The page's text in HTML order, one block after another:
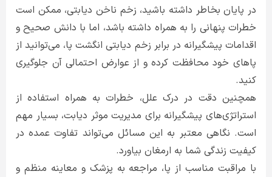
در پایان بخاطر داشته باشید، زخم ناخن دیابتی، ممکن است
خطرات پنهانی را به همراه داشته باشد، اما با دانش صحیح و
اقدامات پیشگیرانه در برابر زخم دیابتی انگشت پا، می‌توانید از
پاهای خود محافظت کرده و از عوارض احتمالی آن جلوگیری
کنید.
همچنین دقت در درک علل، خطرات به همراه استفاده از
استراتژی‌های پیشگیرانه برای مدیریت موثر دیابت، بسیار مهم
است. نگاهی معتبر به این مسائل می‌تواند تفاوت عمده در
کیفیت زندگی شما به ارمغان بیاورد.
با مراقبت مناسب از پا، مراجعه به پزشک و معاینه منظم و